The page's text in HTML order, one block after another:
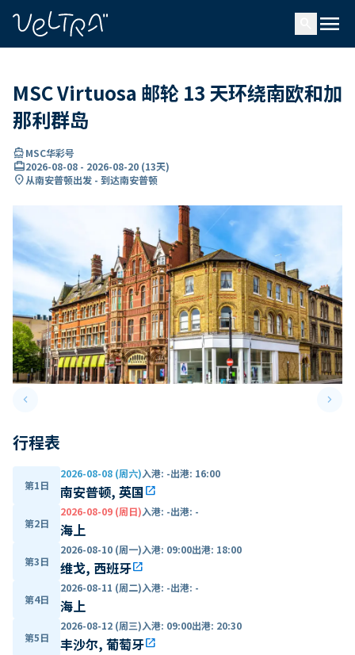
menu
MSC Virtuosa 邮轮 13 天环绕南欧和加
那利群岛
directions_boatMSC华彩号
card_travel2026-08-08 - 2026-08-20 (13天)
location_on从南安普顿出发 - 到达南安普顿
keyboard_arrow_leftPrevious slide keyboard_arrow_right
行程表
第1日
2026-08-08 (周六)入港: -出港: 16:00
南安普顿, 英国open_in_new
第2日
2026-08-09 (周日)入港: -出港: -
海上
第3日
2026-08-10 (周一)入港: 09:00出港: 18:00
维戈, 西班牙open_in_new
第4日
2026-08-11 (周二)入港: -出港: -
海上
第5日
2026-08-12 (周三)入港: 09:00出港: 20:30
丰沙尔, 葡萄牙open_in_new